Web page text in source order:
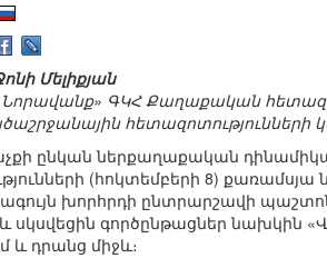
Մելիքյան
ԳԿՀ Քաղաքական
հետազոտությունների
ընկան ներքաղաքական
(հոկտեմբերի 8)
խորհրդի ընտրարշավի
սկսվեցին գործընթացներ
և դրանց միջև։